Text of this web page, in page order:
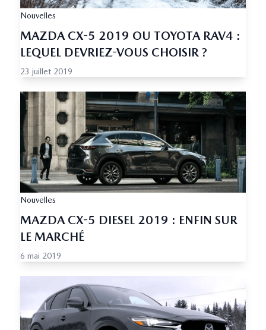
Nouvelles
MAZDA CX-5 2019 OU TOYOTA RAV4 :
LEQUEL DEVRIEZ-VOUS CHOISIR ?
23 juillet 2019
Nouvelles
MAZDA CX-5 DIESEL 2019 : ENFIN SUR
LE MARCHÉ
6 mai 2019